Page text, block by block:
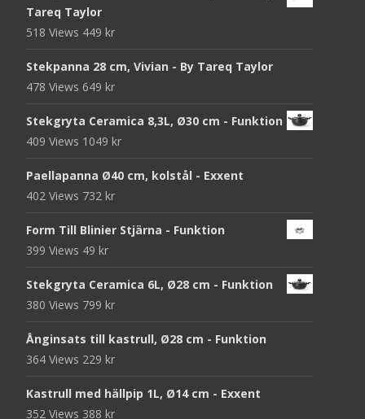
Tareq Taylor
518 Views 449 kr
Stekpanna 28 cm, Vivian - By Tareq Taylor
478 Views 649 kr
Stekgryta Ceramica 8,3L, Ø30 cm - Funktion
409 Views 1049 kr
Paellapanna Ø40 cm, kolstål - Exxent
402 Views 732 kr
Form Till Blinier Stjärna - Funktion
399 Views 49 kr
Stekgryta Ceramica 6L, Ø28 cm - Funktion
380 Views 799 kr
Ånginsats till kastrull, Ø28 cm - Funktion
364 Views 229 kr
Kastrull med hällpip 1L, Ø14 cm - Exxent
352 Views 388 kr